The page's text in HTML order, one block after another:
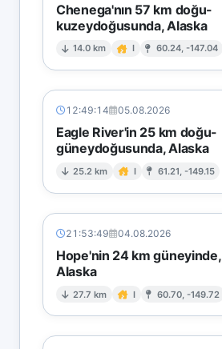
Chenega'nın 57 km doğu-
kuzeydoğusunda, Alaska
14.0 km I 60.24, -147.04
12:49:14 05.08.2026
Eagle River'in 25 km doğu-
güneydoğusunda, Alaska
25.2 km I 61.21, -149.15
21:53:49 04.08.2026
Hope'nin 24 km güneyinde,
Alaska
27.7 km I 60.70, -149.72